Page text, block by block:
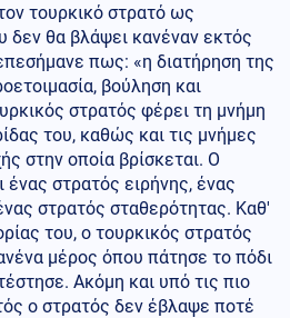
τουρκικό στρατό ως
δεν θα βλάψει κανέναν εκτός
πως: «η διατήρηση της
βούληση και
στρατός φέρει τη μνήμη
του, καθώς και τις μνήμες
στην οποία βρίσκεται. Ο
ένας στρατός ειρήνης, ένας
στρατός σταθερότητας. Καθ'
του, ο τουρκικός στρατός
μέρος όπου πάτησε το πόδι
Ακόμη και υπό τις πιο
ο στρατός δεν έβλαψε ποτέ